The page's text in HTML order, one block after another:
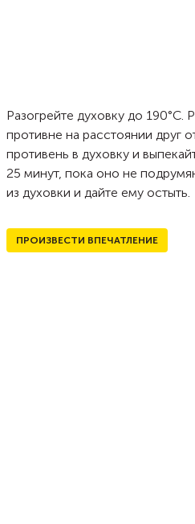
Разогрейте духовку до 190°C.
противне на расстоянии друг
противень в духовку и
25 минут, пока оно не
из духовки и дайте ему остыть.
ПРОИЗВЕСТИ ВПЕЧАТЛЕНИЕ